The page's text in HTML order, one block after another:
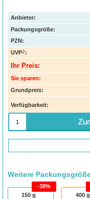
Anbieter:
Packungsgröße:
PZN :
UVP2:
Ihr Preis:
Sie sparen:
Grundpreis:
Verfügbarkeit:
Weitere
150 g
38%
400g